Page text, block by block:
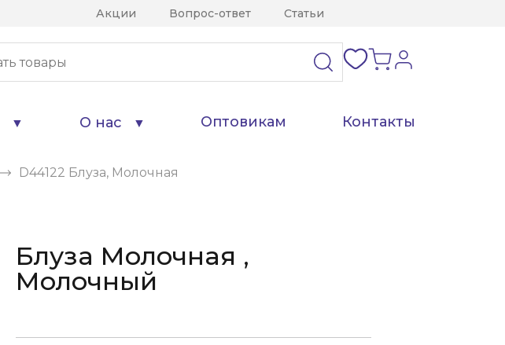
Акции Вопрос-ответ Статьи
О нас Оптовикам Контакты
D44122 Блуза, Молочная
Блуза Молочная ,
Молочный